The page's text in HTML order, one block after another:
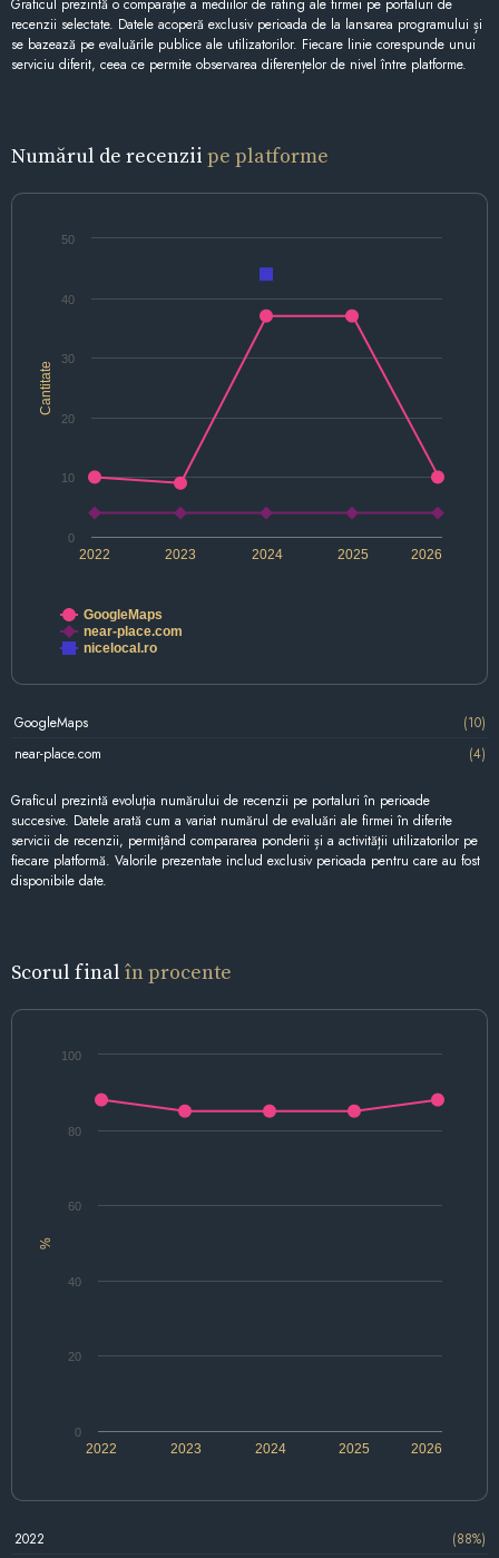
Graficul prezintă o comparație a mediilor de rating ale firmei pe portaluri de
recenzii selectate. Datele acoperă exclusiv perioada de la lansarea programului și
se bazează pe evaluările publice ale utilizatorilor. Fiecare linie corespunde unui
serviciu diferit, ceea ce permite observarea diferențelor de nivel între platforme.
Numărul de recenzii pe platforme
Cantitate
2022 2024 2026
2023 2025
0
10
20
30
40
50
GoogleMaps
near-place.com
nicelocal.ro
GoogleMaps
(10)
near-place.com
(4)
Graficul prezintă evoluția numărului de recenzii pe portaluri în perioade
succesive. Datele arată cum a variat numărul de evaluări ale firmei în diferite
servicii de recenzii, permițând compararea ponderii și a activității utilizatorilor pe
fiecare platformă. Valorile prezentate includ exclusiv perioada pentru care au fost
disponibile date.
Scorul final în procente
%
2022 2024 2026
2023 2025
0
20
40
60
80
100
2022
(88%)